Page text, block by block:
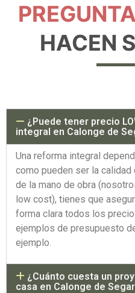
HACEN
¿Puede tener precio
integral en Calonge de
Una reforma integral
como pueden ser la
de la mano de obra
low cost), tienes que
forma clara todos los
ejemplos de presupuesto
ejemplo.
¿Cuánto cuesta un
casa en Calonge de